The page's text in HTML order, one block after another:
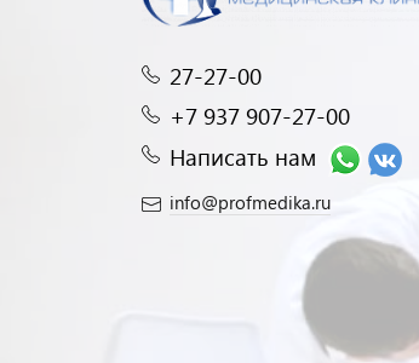
27-27-00
+7 937 907-27-00
Написать нам
info@profmedika.ru